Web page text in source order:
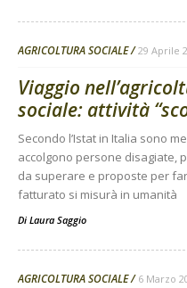
AGRICOLTURA SOCIALE 29 Aprile
Viaggio
sociale: attività
Secondo l’Istat in Italia sono
accolgono persone disagiate,
da superare e proposte per
fatturato si misurà in umanità
Di Laura Saggio
AGRICOLTURA SOCIALE 6 Marzo